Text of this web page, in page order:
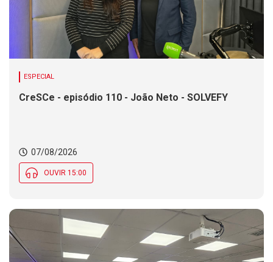
ESPECIAL
CreSCe - episódio 110 - João Neto - SOLVEFY
07/08/2026
OUVIR 15:00